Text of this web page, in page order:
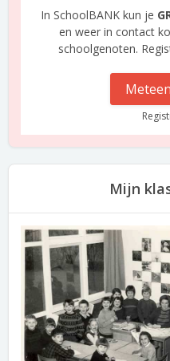
In SchoolBANK kun je
en weer in contact
schoolgenoten.
Mijn